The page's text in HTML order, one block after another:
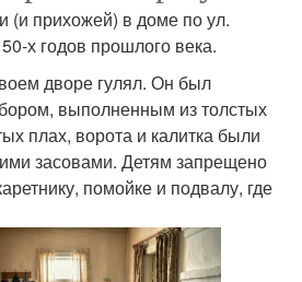
(и прихожей) в доме по ул.
х годов прошлого века.
дворе гулял. Он был
выполненным из толстых
плах, ворота и калитка были
засовами. Детям запрещено
помойке и подвалу, где